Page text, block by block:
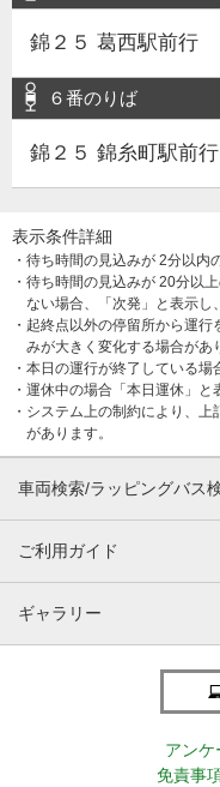
錦２５ 葛西駅前行
６番のりば
錦２５ 錦糸町駅前行
表示条件詳細
・待ち時間の見込みが 2分以内
・待ち時間の見込みが 20分以
ない場合、「次発」と表示し
・起終点以外の停留所から運
みが大きく変化する場合があ
・本日の運行が終了している場
・運休中の場合「本日運休」と
・システム上の制約により、
があります。
車両検索/ラッピングバス
ご利用ガイド
ギャラリー
アンケ
免責事